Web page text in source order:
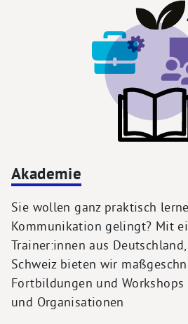
Akademie
Sie wollen ganz praktisch
Kommunikation gelingt? Mit
Trainer:innen aus
Schweiz bieten wir
Fortbildungen und
und Organisationen